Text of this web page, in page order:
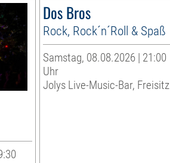
Dos Bros
Rock, Rock´n´Roll & Spaß
Samstag, 08.08.2026 | 21:00
Uhr
Jolys Live-Music-Bar, Freisitz